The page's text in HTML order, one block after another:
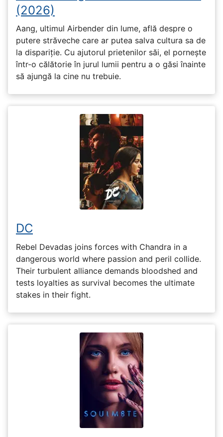
(2026)
Aang, ultimul Airbender din lume, află despre o
putere străveche care ar putea salva cultura sa de
la dispariție. Cu ajutorul prietenilor săi, el pornește
într-o călătorie în jurul lumii pentru a o găsi înainte
să ajungă la cine nu trebuie.
DC
Rebel Devadas joins forces with Chandra in a
dangerous world where passion and peril collide.
Their turbulent alliance demands bloodshed and
tests loyalties as survival becomes the ultimate
stakes in their fight.